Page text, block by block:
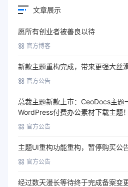
文章展示
愿所有创业者被善良以待
官方博客
新款主题重构完成，带来更强大丝
官方公告
总裁主题新款上市：CeoDocs主题
WordPress付费办公素材下载主题！
官方公告
主题UI重构功能重构，暂停购买公
官方公告
经过数天漫长等待终于完成备案变